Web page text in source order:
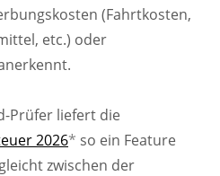
(Fahrtkosten,
etc.) oder
Prüfer liefert die
2026* so ein Feature
zwischen der